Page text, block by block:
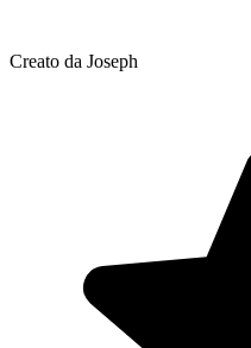
Creato da Joseph